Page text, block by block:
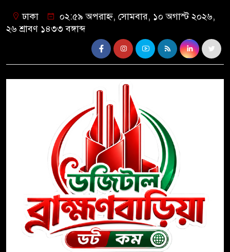
ঢাকা
০২:৫৯ অপরাহ্ন, সোমবার, ১০ অগাস্ট ২০২৬,
২৬ শ্রাবণ ১৪৩৩ বঙ্গাব্দ